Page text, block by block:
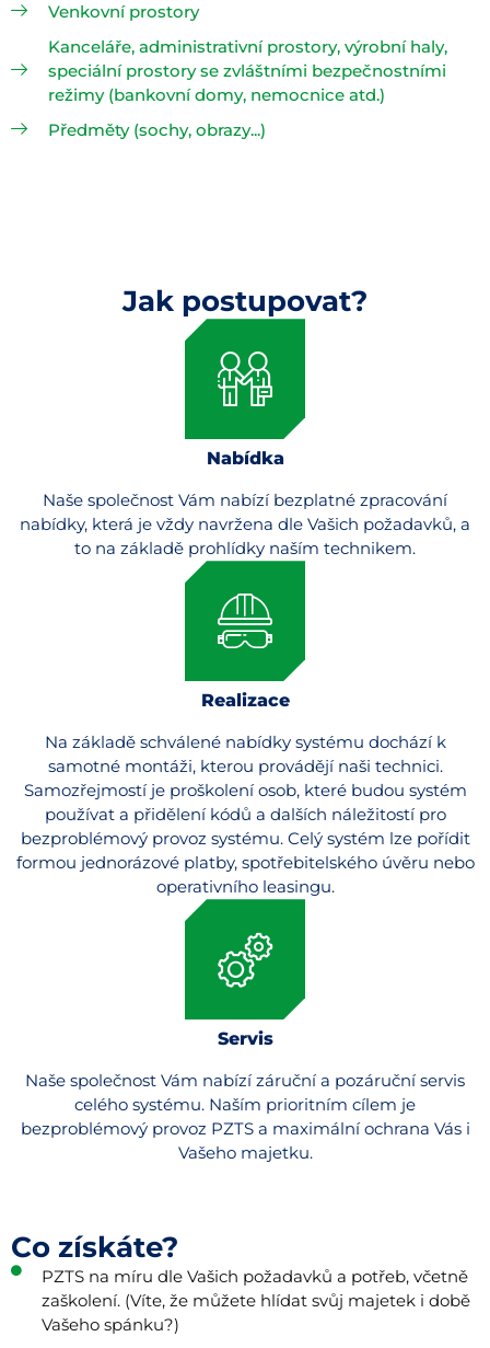
Venkovní prostory
Kanceláře, administrativní prostory, výrobní haly,
speciální prostory se zvláštními bezpečnostními
režimy (bankovní domy, nemocnice atd.)
Předměty (sochy, obrazy...)
Jak postupovat?
Nabídka
Naše společnost Vám nabízí bezplatné zpracování
nabídky, která je vždy navržena dle Vašich požadavků, a
to na základě prohlídky naším technikem.
Realizace
Na základě schválené nabídky systému dochází k
samotné montáži, kterou provádějí naši technici.
Samozřejmostí je proškolení osob, které budou systém
používat a přidělení kódů a dalších náležitostí pro
bezproblémový provoz systému. Celý systém lze pořídit
formou jednorázové platby, spotřebitelského úvěru nebo
operativního leasingu.
Servis
Naše společnost Vám nabízí záruční a pozáruční servis
celého systému. Naším prioritním cílem je
bezproblémový provoz PZTS a maximální ochrana Vás i
Vašeho majetku.
Co získáte?
PZTS na míru dle Vašich požadavků a potřeb, včetně
zaškolení. (Víte, že můžete hlídat svůj majetek i době
Vašeho spánku?)